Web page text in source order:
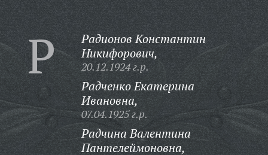
Р
Радионов Константин
Никифорович,
20.12.1924 г.р.
Радченко Екатерина
Ивановна,
07.04.1925 г.р.
Радчина Валентина
Пантелеймоновна,